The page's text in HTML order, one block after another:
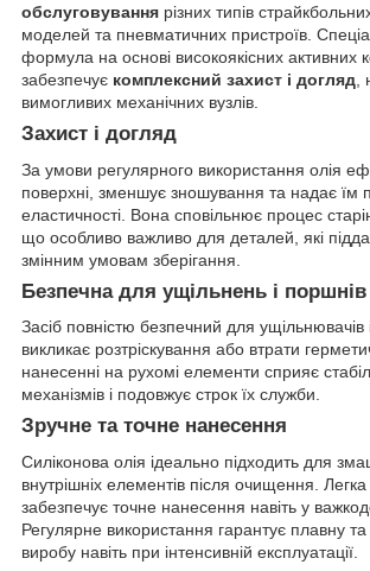
обслуговування різних типів
моделей та пневматичних пристроїв.
формула на основі високоякісних активних
забезпечує комплексний захист і догляд
вимогливих механічних вузлів.
Захист і догляд
За умови регулярного використання олія
поверхні, зменшує зношування та надає їм
еластичності. Вона сповільнює процес
що особливо важливо для деталей, які
змінним умовам зберігання.
Безпечна для ущільнень і поршнів
Засіб повністю безпечний для
викликає розтріскування або втрати
нанесенні на рухомі елементи сприяє
механізмів і подовжує строк їх служби.
Зручне та точне нанесення
Силіконова олія ідеально підходить для
внутрішніх елементів після очищення. Легка
забезпечує точне нанесення навіть у
Регулярне використання гарантує плавну та
виробу навіть при інтенсивній експлуатації.